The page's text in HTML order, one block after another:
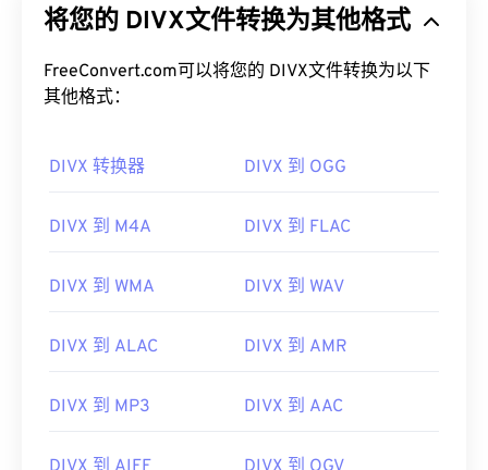
将您的 DIVX文件转换为其他格式
FreeConvert.com可以将您的 DIVX文件转换为以下
其他格式：
DIVX 转换器 DIVX 到 OGG
DIVX 到 M4A DIVX 到 FLAC
DIVX 到 WMA DIVX 到 WAV
DIVX 到 ALAC DIVX 到 AMR
DIVX 到 MP3 DIVX 到 AAC